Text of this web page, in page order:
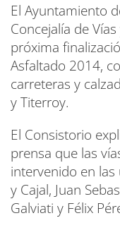
El Ayuntamiento
Concejalía de
próxima
Asfaltado 2014,
carreteras y
y Titerroy.
El Consistorio
prensa que las
intervenido en
y Cajal, Juan
Galviati y Félix